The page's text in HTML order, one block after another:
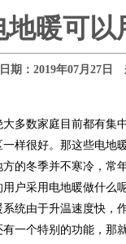
地暖可
日期：2019年07月27日
数家庭目前都有集
样很好。那这些电地
冬季并不寒冷，常
户采用电地暖做什么
统由于升温速度快
一个特别的功能，